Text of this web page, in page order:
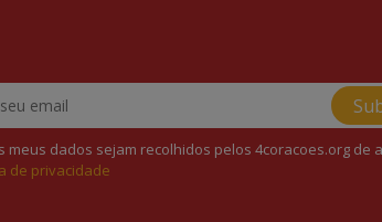
meus dados sejam recolhidos pelos 4coracoes.org de
de privacidade